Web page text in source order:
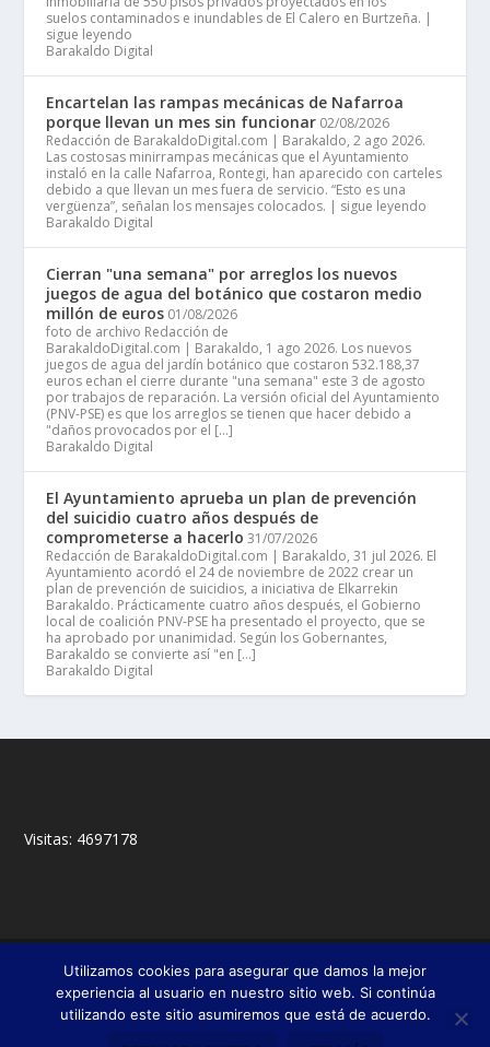
suelos contaminados e inundables de El Calero en Burtzeña. |
sigue leyendo
Barakaldo Digital
Encartelan las rampas mecánicas de Nafarroa
porque llevan un mes sin funcionar 02/08/2026
Redacción de BarakaldoDigital.com | Barakaldo, 2 ago 2026.
Las costosas minirrampas mecánicas que el Ayuntamiento
instaló en la calle Nafarroa, Rontegi, han aparecido con carteles
debido a que llevan un mes fuera de servicio. “Esto es una
vergüenza”, señalan los mensajes colocados. | sigue leyendo
Barakaldo Digital
Cierran "una semana" por arreglos los nuevos
juegos de agua del botánico que costaron medio
millón de euros 01/08/2026
foto de archivo Redacción de
BarakaldoDigital.com | Barakaldo, 1 ago 2026. Los nuevos
juegos de agua del jardín botánico que costaron 532.188,37
euros echan el cierre durante "una semana" este 3 de agosto
por trabajos de reparación. La versión oficial del Ayuntamiento
(PNV-PSE) es que los arreglos se tienen que hacer debido a
"daños provocados por el […]
Barakaldo Digital
El Ayuntamiento aprueba un plan de prevención
del suicidio cuatro años después de
comprometerse a hacerlo 31/07/2026
Redacción de BarakaldoDigital.com | Barakaldo, 31 jul 2026. El
Ayuntamiento acordó el 24 de noviembre de 2022 crear un
plan de prevención de suicidios, a iniciativa de Elkarrekin
Barakaldo. Prácticamente cuatro años después, el Gobierno
local de coalición PNV-PSE ha presentado el proyecto, que se
ha aprobado por unanimidad. Según los Gobernantes,
Barakaldo se convierte así "en […]
Barakaldo Digital
Visitas: 4697178
© 2018,Francisco Javier Fernández Chento & Mitxel
Olabuénaga|Zona privada
Esta web es una iniciativa privada de sus autores y no está relacionada con
Utilizamos cookies para asegurar que damos la mejor
experiencia al usuario en nuestro sitio web. Si continúa
utilizando este sitio asumiremos que está de acuerdo.